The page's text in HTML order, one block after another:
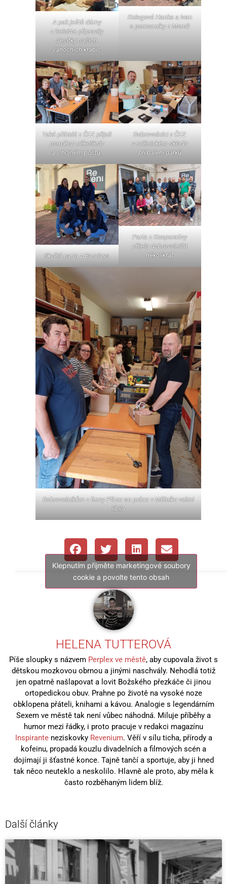
A pak ještě dámy
z Deloitte připravily
desítky našich
vánočních krabic
Kolegové Hanka a Ivan
s pomocníky z Mondi
Také přátelé z ČEZ přijeli
pomáhat několikrát
a v hojném počtu.
Dobrovolníci z ČEZ
v mělnickém skladu
při balení dárků
Skvělá parta z Barclays
Parta z Kooperativy
přijela dobrovolničit
několikrát
Dobrovolníkům z firmy Pfizer se práce v Mělníku velmi
líbila
Klepnutím přijměte marketingové soubory
cookie a povolte tento obsah
HELENA TUTTEROVÁ
Píše sloupky s názvem Perplex ve městě, aby cupovala život s
dětskou mozkovou obrnou a jinými naschvály. Nehodlá totiž
jen opatrně našlapovat a lovit Božského přezkáče či jinou
ortopedickou obuv. Prahne po životě na vysoké noze
obklopena přáteli, knihami a kávou. Analogie s legendárním
Sexem ve městě tak není vůbec náhodná. Miluje příběhy a
humor mezi řádky, i proto pracuje v redakci magazínu
Inspiranteneziskovky Revenium. Věří v sílu ticha, přírody a
kofeinu, propadá kouzlu divadelních a filmových scén a
dojímají ji šťastné konce. Tajně tančí a sportuje, aby ji hned
tak něco neuteklo a neskolilo. Hlavně ale proto, aby měla k
často rozběhaným lidem blíž.
Další články